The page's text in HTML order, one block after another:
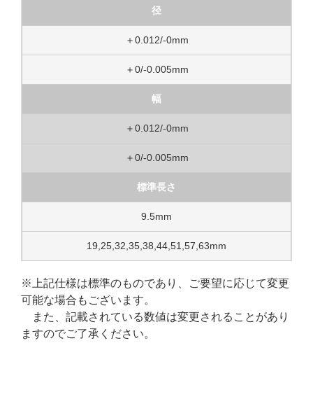
径
＋0.012/-0mm
＋0/-0.005mm
幅
＋0.012/-0mm
＋0/-0.005mm
標準長さ
9.5mm
19,25,32,35,38,44,51,57,63mm
※上記仕様は標準のものであり、ご要望に応じて変更
可能な場合もございます。
また、記載されている数値は変更されることがあり
ますのでご了承ください。